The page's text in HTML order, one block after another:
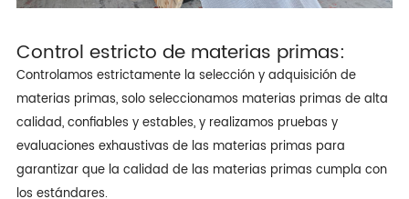
Control estricto de materias primas:
Controlamos estrictamente la selección y adquisición de
materias primas, solo seleccionamos materias primas de alta
calidad, confiables y estables, y realizamos pruebas y
evaluaciones exhaustivas de las materias primas para
garantizar que la calidad de las materias primas cumpla con
los estándares.